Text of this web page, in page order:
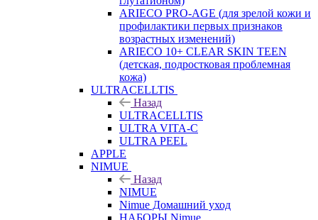
ARIECO PRO-AGE (для зрелой кожи и
профилактики первых признаков
возрастных изменений)
ARIECO 10+ CLEAR SKIN TEEN
(детская, подростковая проблемная
кожа)
ULTRACELLTIS
Назад
ULTRACELLTIS
ULTRA VITA-C
ULTRA PEEL
APPLE
NIMUE
Назад
NIMUE
Nimue Домашний уход
НАБОРЫ Nimue